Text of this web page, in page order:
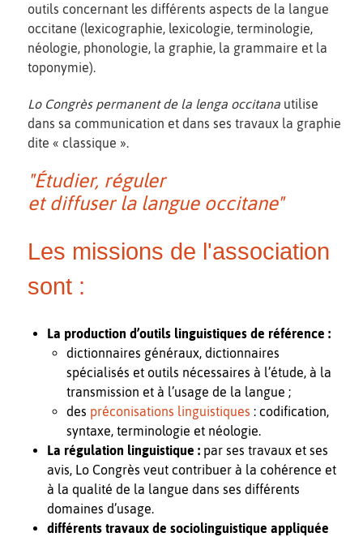
outils concernant les différents aspects de la langue
occitane (lexicographie, lexicologie, terminologie,
néologie, phonologie, la graphie, la grammaire et la
toponymie).
Lo Congrès permanent de la lenga occitana utilise
dans sa communication et dans ses travaux la graphie
dite « classique ».
"Étudier, réguler
et diffuser la langue occitane"
Les missions de l'association
sont :
La production d’outils linguistiques de référence :
dictionnaires généraux, dictionnaires
spécialisés et outils nécessaires à l’étude, à la
transmission et à l’usage de la langue ;
des préconisations linguistiques : codification,
syntaxe, terminologie et néologie.
La régulation linguistique : par ses travaux et ses
avis, Lo Congrès veut contribuer à la cohérence et
à la qualité de la langue dans ses différents
domaines d’usage.
différents travaux de sociolinguistique appliquée